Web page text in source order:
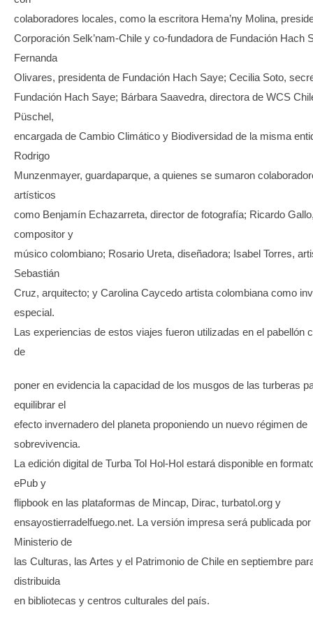
colaboradores locales, como la escritora Hema’ny Molina,
Corporación Selk’nam-Chile y co-fundadora de Fundación Hach
Fernanda
Olivares, presidenta de Fundación Hach Saye; Cecilia Soto,
Fundación Hach Saye; Bárbara Saavedra, directora de WCS
Püschel,
encargada de Cambio Climático y Biodiversidad de la misma
Rodrigo
Munzenmayer, guardaparque, a quienes se sumaron
artísticos
como Benjamín Echazarreta, director de fotografía; Ricardo
compositor y
músico colombiano; Rosario Ureta, diseñadora; Isabel Torres,
Sebastián
Cruz, arquitecto; y Carolina Caycedo artista colombiana como
especial.
Las experiencias de estos viajes fueron utilizadas en el pabellón
de
poner en evidencia la capacidad de los musgos de las turberas
equilibrar el
efecto invernadero del planeta proponiendo un nuevo régimen de
sobrevivencia.
La edición digital de Turba Tol Hol-Hol estará disponible en
ePub y
flipbook en las plataformas de Mincap, Dirac, turbatol.org y
ensayostierradelfuego.net. La versión impresa será publicada por
Ministerio de
las Culturas, las Artes y el Patrimonio de Chile en septiembre
distribuida
en bibliotecas y centros culturales del país.